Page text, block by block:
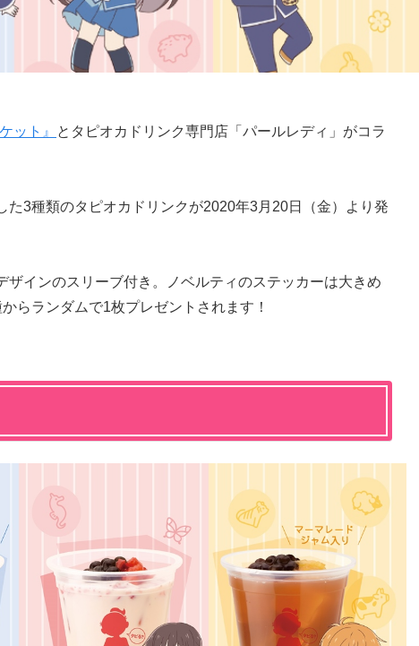
ット』
とタピオカドリンク専門店「パールレディ」がコラ
た3種類のタピオカドリンクが2020年3月20日（金）より発
ザインのスリーブ付き。ノベルティのステッカーは大きめ
らランダムで1枚プレゼントされます！